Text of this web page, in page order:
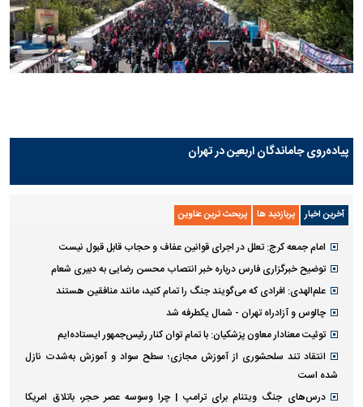
پیاده‌روی جاماندگان اربعین در تهران
آخرین اخبار پربازدید ها پربحث ترین عناوین
امام جمعه کرج: تعلل در اجرای قوانین عفاف و حجاب قابل قبول نیست
توضیح خبرگزاری فارس درباره خبر انتصاب محسن رضایی به دبیری شعام
علم‌الهدی: افرادی که می‌گویند جنگ را تمام کنید، مانند منافقین هستند
چالوس و آزادراه تهران - شمال یکطرفه شد
توئیت معنادار معاون پزشکیان: با تمام توان کنار رئیس‌جمهور ایستاده‌ایم
انتقاد تند سلحشوری از آموزش مجازی؛ سطح سواد و آموزش به‌شدت نازل
شده است
درس‌های جنگ ویتنام برای ترامپ | چرا وسوسه عصر حجر، باتلاق امریکا